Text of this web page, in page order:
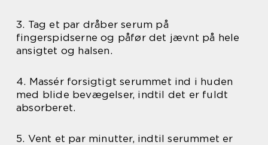
3. Tag et par dråber serum på
fingerspidserne og påfør det jævnt på hele
ansigtet og halsen.
4. Massér forsigtigt serummet ind i huden
med blide bevægelser, indtil det er fuldt
absorberet.
5. Vent et par minutter, indtil serummet er